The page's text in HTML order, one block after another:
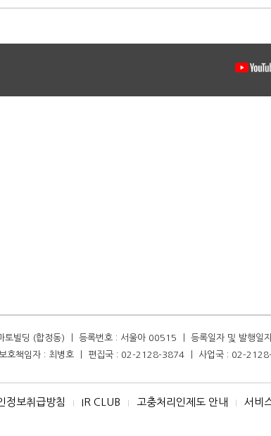
토빌딩 (합정동) ㅣ 등록번호 : 서울아 00515 ㅣ 등록일자 및 발행
보호책임자 : 최병호 ㅣ 편집국 : 02-2128-3874 ㅣ 사업국 : 02-
정보취급방침 IR CLUB 고충처리인제도 안내 서비